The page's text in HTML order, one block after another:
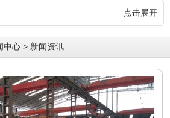
点击展开
中心 > 新闻资讯